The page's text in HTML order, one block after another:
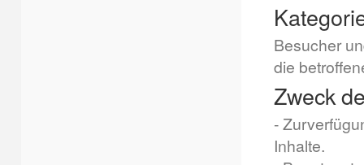
Besucher
die
Zweck
-
Inhalte.